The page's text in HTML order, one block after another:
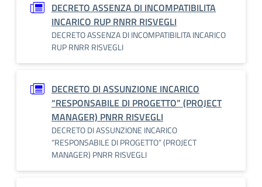
DECRETO ASSENZA DI INCOMPATIBILITA
INCARICO RUP RNRR RISVEGLI
DECRETO ASSENZA DI INCOMPATIBILITA INCARICO
RUP RNRR RISVEGLI
DECRETO DI ASSUNZIONE INCARICO
“RESPONSABILE DI PROGETTO” (PROJECT
MANAGER) PNRR RISVEGLI
DECRETO DI ASSUNZIONE INCARICO
“RESPONSABILE DI PROGETTO” (PROJECT
MANAGER) PNRR RISVEGLI